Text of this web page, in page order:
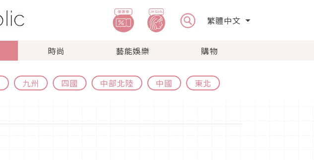
繁體中文
時尚 藝能娛樂 購物
九州 四國 中部北陸 中國 東北